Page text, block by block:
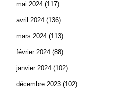
mai 2024 (117)
avril 2024 (136)
mars 2024 (113)
février 2024 (88)
janvier 2024 (102)
décembre 2023 (102)